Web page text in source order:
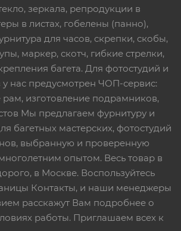
зеркала, репродукции в
в листах, гобелены (панно),
для часов, скрепки, скобы,
маркер, скотч, гибкие стрелки,
багета. Для фотостудий и
нас предусмотрен ЧОП-сервис:
рам, изготовление подрамников,
Мы предлагаем фурнитуру и
багетных мастерских, фотостудий
выбранную и проверенную
опытом. Весь товар в
в Москве. Воспользуйтесь
Контакты, и наши менеджеры
расскажут Вам подробнее о
работы. Приглашаем всех к